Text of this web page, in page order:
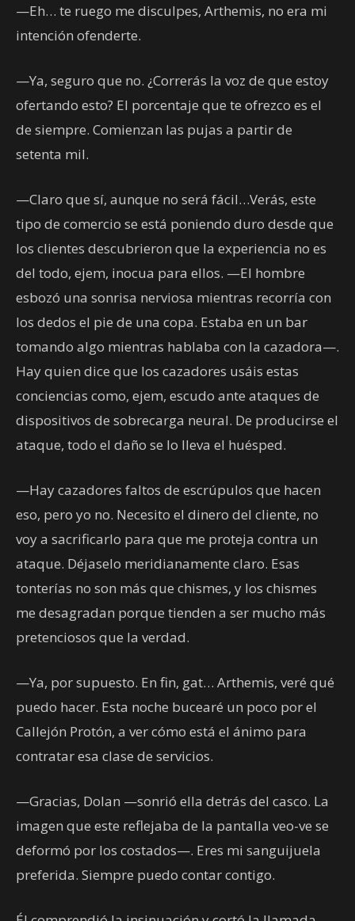
—Eh… te ruego me disculpes, Arthemis, no era mi
intención ofenderte.
—Ya, seguro que no. ¿Correrás la voz de que estoy
ofertando esto? El porcentaje que te ofrezco es el
de siempre. Comienzan las pujas a partir de
setenta mil.
—Claro que sí, aunque no será fácil…Verás, este
tipo de comercio se está poniendo duro desde que
los clientes descubrieron que la experiencia no es
del todo, ejem, inocua para ellos. —El hombre
esbozó una sonrisa nerviosa mientras recorría con
los dedos el pie de una copa. Estaba en un bar
tomando algo mientras hablaba con la cazadora—.
Hay quien dice que los cazadores usáis estas
conciencias como, ejem, escudo ante ataques de
dispositivos de sobrecarga neural. De producirse el
ataque, todo el daño se lo lleva el huésped.
—Hay cazadores faltos de escrúpulos que hacen
eso, pero yo no. Necesito el dinero del cliente, no
voy a sacrificarlo para que me proteja contra un
ataque. Déjaselo meridianamente claro. Esas
tonterías no son más que chismes, y los chismes
me desagradan porque tienden a ser mucho más
pretenciosos que la verdad.
—Ya, por supuesto. En fin, gat… Arthemis, veré qué
puedo hacer. Esta noche bucearé un poco por el
Callejón Protón, a ver cómo está el ánimo para
contratar esa clase de servicios.
—Gracias, Dolan —sonrió ella detrás del casco. La
imagen que este reflejaba de la pantalla veo-ve se
deformó por los costados—. Eres mi sanguijuela
preferida. Siempre puedo contar contigo.